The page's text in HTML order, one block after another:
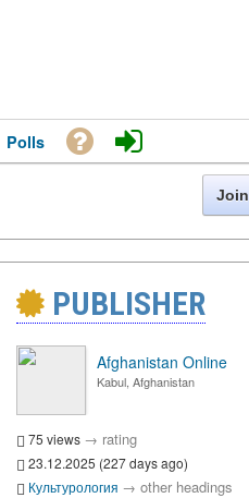
Polls
Join
PUBLISHER
Afghanistan Online
Kabul, Afghanistan
75 views → rating
23.12.2025 (227 days ago)
Культурология → other headings